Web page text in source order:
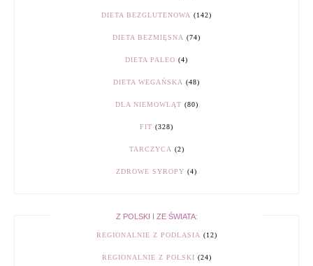
DIETA BEZGLUTENOWA (142)
DIETA BEZMIĘSNA (74)
DIETA PALEO (4)
DIETA WEGAŃSKA (48)
DLA NIEMOWLĄT (80)
FIT (328)
TARCZYCA (2)
ZDROWE SYROPY (4)
Z POLSKI I ZE ŚWIATA:
REGIONALNIE Z PODLASIA (12)
REGIONALNIE Z POLSKI (24)